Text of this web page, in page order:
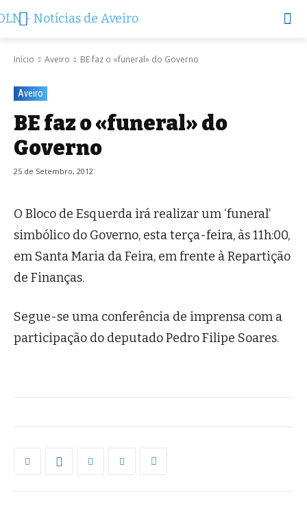
Início Aveiro BE faz o «funeral» do Governo
Aveiro
BE faz o «funeral» do
Governo
25 de Setembro, 2012
O Bloco de Esquerda irá realizar um ‘funeral’
simbólico do Governo, esta terça-feira, às 11h:00,
em Santa Maria da Feira, em frente à Repartição
de Finanças.
Segue-se uma conferência de imprensa com a
participação do deputado Pedro Filipe Soares.